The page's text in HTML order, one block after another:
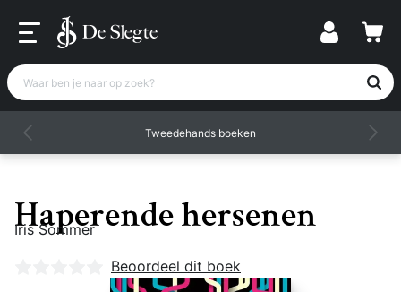
Waar ben je naar op zoek?
Tweedehands boeken
Haperende hersenen
Iris Sommer
Nog geen beoordelingen
Beoordeel dit boek